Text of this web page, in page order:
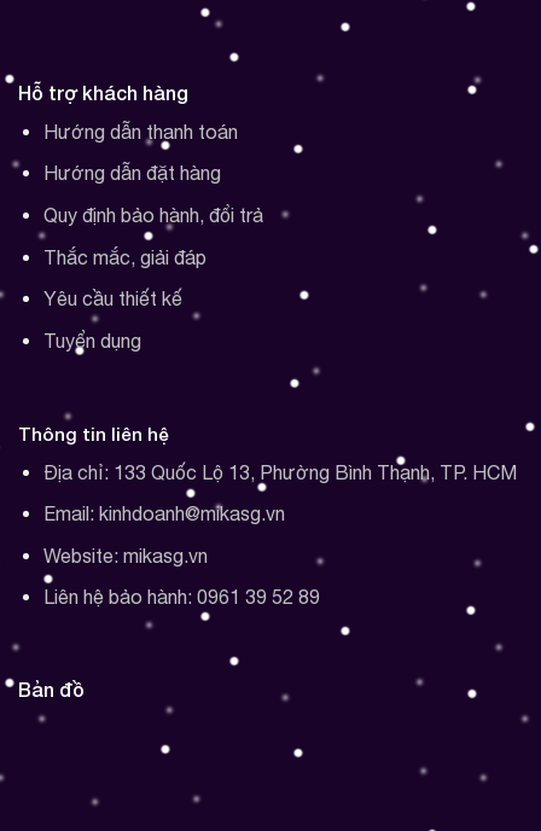
Hỗ trợ khách hàng
Hướng dẫn thanh toán
Hướng dẫn đặt hàng
Quy định bảo hành, đổi trả
Thắc mắc, giải đáp
Yêu cầu thiết kế
Tuyển dụng
Thông tin liên hệ
Địa chỉ: 133 Quốc Lộ 13, Phường Bình Thạnh, TP. HCM
Email: kinhdoanh@mikasg.vn
Website: mikasg.vn
Liên hệ bảo hành: 0961 39 52 89
Bản đồ